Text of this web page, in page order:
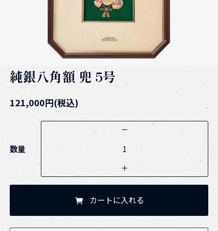
純銀八角額 兜 5号
121,000円(税込)
数量
カートに入れる